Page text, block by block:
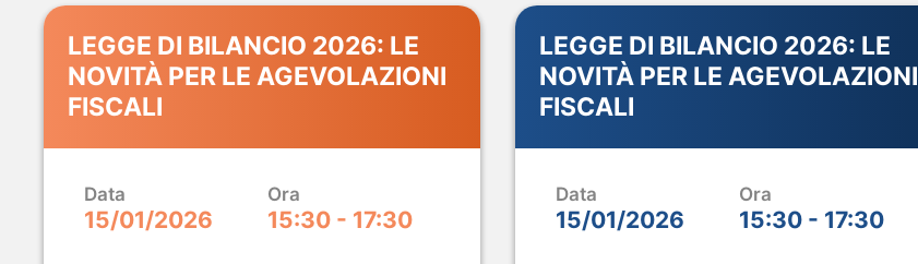
ANALIST 2027 · PROBIM
Finalmente semplice.
Analist 2027 e ProBIM
modelli, calcoli e aggiorni il tuo
progetto senza cambiare strumento. Dalla pianta al modello
LEGGE DI BILANCIO 2026: LE
NOVITÀ PER LE AGEVOLAZIONI
FISCALI
Data Ora
15/01/2026 15:30 - 17:30
LEGGE DI BILANCIO 2026: LE
NOVITÀ PER LE AGEVOLAZIONI
FISCALI
Data Ora
15/01/2026 15:30 - 17:30